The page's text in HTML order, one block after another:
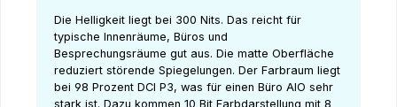
Die Helligkeit liegt bei 300 Nits. Das reicht für
typische Innenräume, Büros und
Besprechungsräume gut aus. Die matte Oberfläche
reduziert störende Spiegelungen. Der Farbraum liegt
bei 98 Prozent DCI P3, was für einen Büro AIO sehr
stark ist. Dazu kommen 10 Bit Farbdarstellung mit 8